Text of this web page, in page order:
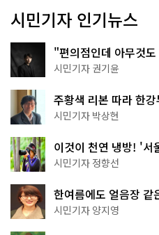
시민기자 인기뉴스
"편의점인데 아무것
한 편의점의 정체
시민기자 권기윤
주황색 리본 따라 한
서울둘레길 15코스
시민기자 박상현
이것이 천연 냉방! '서
나볼까
시민기자 정향선
한여름에도 얼음장
천국이네~
시민기자 양지영